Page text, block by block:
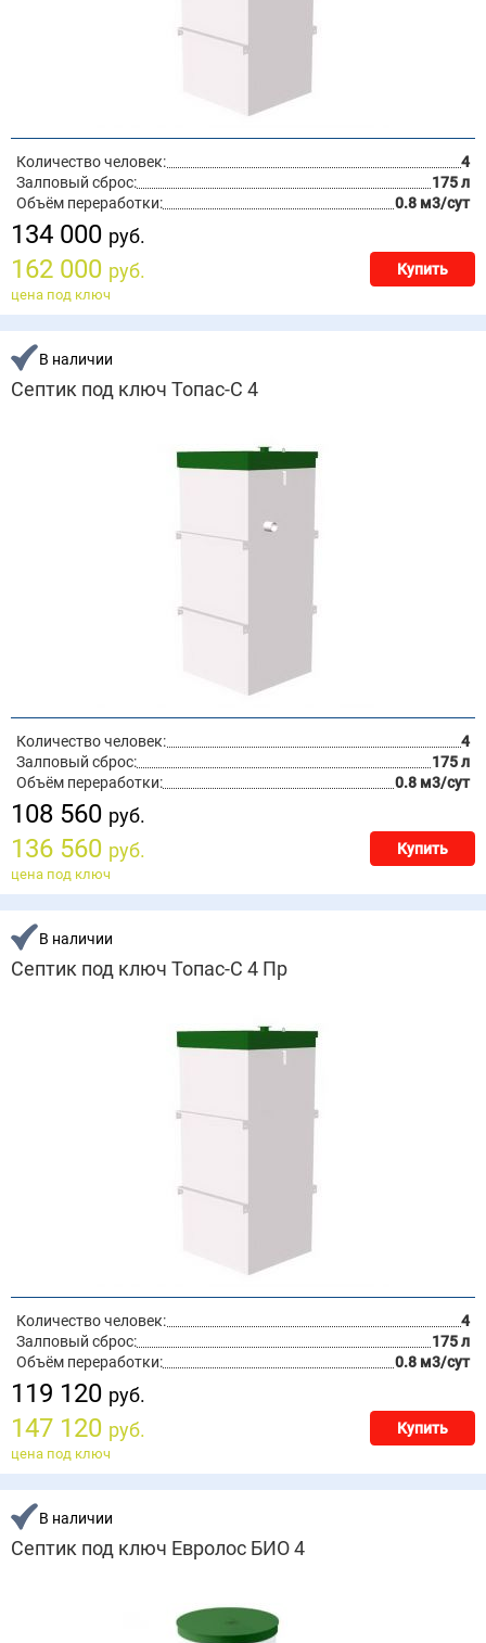
Количество человек:
4
Залповый сброс:
175 л
Объём переработки:
0.8 м3/сут
134 000 руб.
162 000 руб. Купить
цена под ключ
В наличии
Септик под ключ Топас-С 4
Количество человек:
4
Залповый сброс:
175 л
Объём переработки:
0.8 м3/сут
108 560 руб.
136 560 руб. Купить
цена под ключ
В наличии
Септик под ключ Топас-С 4 Пр
Количество человек:
4
Залповый сброс:
175 л
Объём переработки:
0.8 м3/сут
119 120 руб.
147 120 руб. Купить
цена под ключ
В наличии
Септик под ключ Евролос БИО 4